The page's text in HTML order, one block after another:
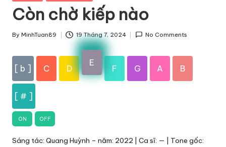
Còn chờ kiếp nào
Posted
By MinhTuan89 19 Tháng 7, 2024 No Comments
[ b ] C D
E
F G A B
[ # ]
ON OFF
Sáng tác: Quang Huỳnh – năm: 2022 | Ca sĩ: — | Tone gốc: